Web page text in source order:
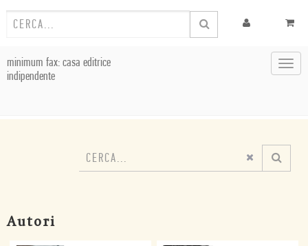
minimum fax: casa editrice
indipendente
Autori